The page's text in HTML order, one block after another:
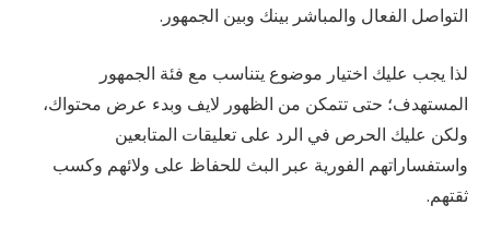
التواصل الفعال والمباشر بينك وبين الجمهور.
لذا يجب عليك اختيار موضوع يتناسب مع فئة الجمهور
المستهدف؛ حتى تتمكن من الظهور لايف وبدء عرض محتواك،
ولكن عليك الحرص في الرد على تعليقات المتابعين
واستفساراتهم الفورية عبر البث للحفاظ على ولائهم وكسب
ثقتهم.